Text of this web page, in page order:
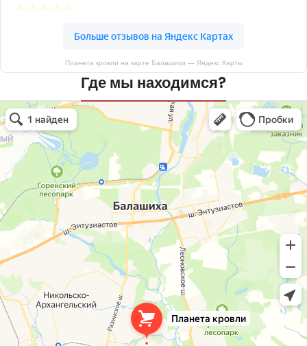
Планета кровли на карте Балашихи — Яндекс Карты
Где мы находимся?
Планета кровли
Кровля и кровельные материалы в Балашихе
Окна в Балашихе